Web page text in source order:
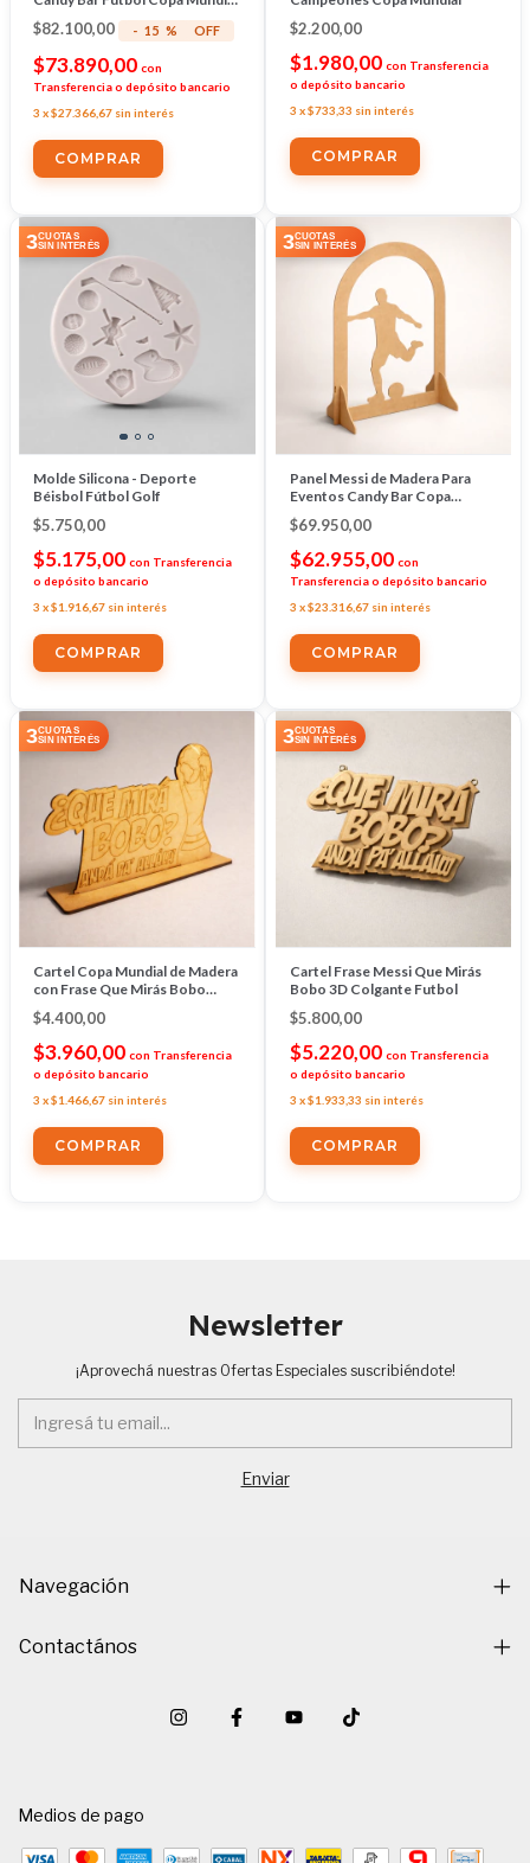
Snack Bar
$82.100,00 - 15 % OFF
$73.890,00 con
Transferencia o depósito bancario
3 x$27.366,67 sin interés
$2.200,00
$1.980,00 con Transferencia
o depósito bancario
3 x$733,33 sin interés
3CUOTAS
SIN INTERÉS
Molde Silicona - Deporte
Béisbol Fútbol Golf
$5.750,00
$5.175,00 con Transferencia
o depósito bancario
3 x$1.916,67 sin interés
3CUOTAS
SIN INTERÉS
Panel Messi de Madera Para
Eventos Candy Bar Copa
Mundial Futbol
$69.950,00
$62.955,00 con
Transferencia o depósito bancario
3 x$23.316,67 sin interés
3CUOTAS
SIN INTERÉS
Cartel Copa Mundial de Madera
con Frase Que Mirás Bobo
Futbol Messi
$4.400,00
$3.960,00 con Transferencia
o depósito bancario
3 x$1.466,67 sin interés
3CUOTAS
SIN INTERÉS
Cartel Frase Messi Que Mirás
Bobo 3D Colgante Futbol
$5.800,00
$5.220,00 con Transferencia
o depósito bancario
3 x$1.933,33 sin interés
Newsletter
¡Aprovechá nuestras Ofertas Especiales suscribiéndote!
Navegación
Contactános
Medios de pago